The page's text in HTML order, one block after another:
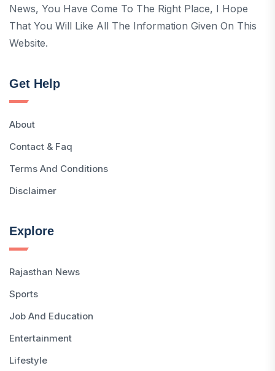
News, You Have Come To The Right Place, I Hope
That You Will Like All The Information Given On This
Website.
Get Help
About
Contact & Faq
Terms And Conditions
Disclaimer
Explore
Rajasthan News
Sports
Job And Education
Entertainment
Lifestyle